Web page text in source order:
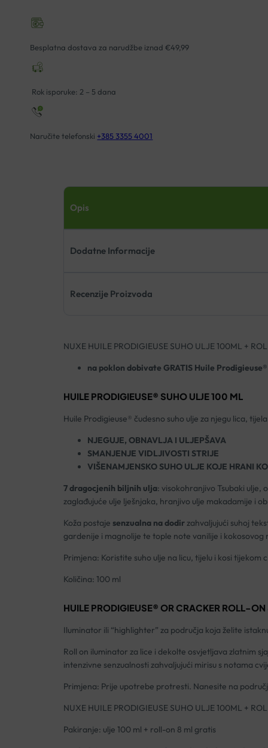
Besplatna dostava za narudžbe iznad €49,99
Rok isporuke: 2 – 5 dana
Naručite telefonski +385 3355 4001
Opis
Dodatne Informacije
Recenzije Proizvoda
NUXE HUILE PRODIGIEUSE SUHO ULJE 100ML +
na poklon dobivate GRATIS Huile
HUILE PRODIGIEUSE® SUHO ULJE 100 ML
Huile Prodigieuse® čudesno suho ulje za njegu lica,
NJEGUJE, OBNAVLJA I ULJEPŠAVA
SMANJENJE VIDLJIVOSTI STRIJE
VIŠENAMJENSKO SUHO ULJE KOJE HRANI
7 dragocjenih biljnih ulja: visokohranjivo Tsubaki ulje,
zaglađujuće ulje lješnjaka, hranjivo ulje makadamije i
Koža postaje senzualna na dodirzahvaljujući suhoj
gardenije i magnolije te tople note vanilije i kokosovog
Primjena: Koristite suho ulje na licu, tijelu i kosi tijekom
Količina: 100 ml
HUILE PRODIGIEUSE® OR CRACKER ROLL-ON
Iluminator ili “highlighter” za područja koja želite
Roll on iluminator za lice i dekolte osvjetljava zlatnim
intenzivne senzualnosti zahvaljujući mirisu s notama
Primjena: Prije upotrebe protresti. Nanesite na
NUXE HUILE PRODIGIEUSE SUHO ULJE 100ML +
Pakiranje: ulje 100 ml + roll-on 8 ml gratis